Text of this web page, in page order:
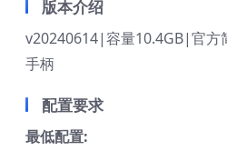
版本介绍
v20240614|容量10.4GB|官方
手柄
配置要求
最低配置: